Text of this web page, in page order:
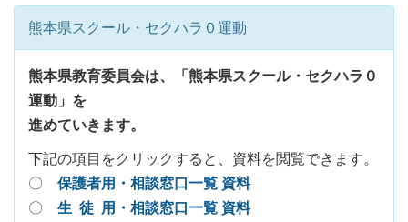
熊本県スクール・セクハラ０運動
熊本県教育委員会は、「熊本県スクール・セクハラ０
運動」を
進めていきます。
下記の項目をクリックすると、資料を閲覧できます。
〇 保護者用・相談窓口一覧 資料
〇 生 徒 用・相談窓口一覧 資料